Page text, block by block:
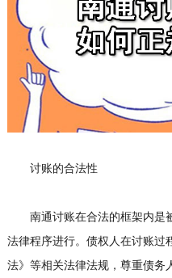
讨账的合法性
南通讨账在合法的框架内是
法律程序进行。债权人在讨账过
法》等相关法律法规，尊重债务